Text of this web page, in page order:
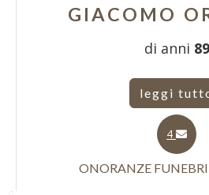
GIACOMO
di anni 89
leggi
4
ONORANZE